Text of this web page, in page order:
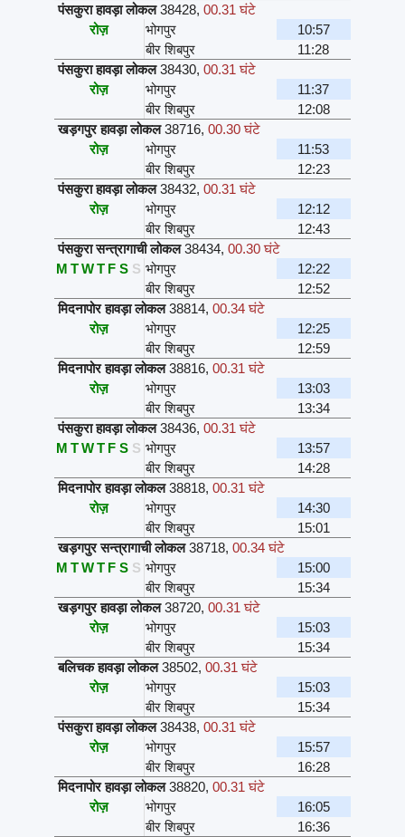
पंसकुरा हावड़ा लोकल 38428, 00.31 घंटे
रोज़
भोगपुर
10:57
बीर शिबपुर
11:28
पंसकुरा हावड़ा लोकल 38430, 00.31 घंटे
रोज़
भोगपुर
11:37
बीर शिबपुर
12:08
खड़गपुर हावड़ा लोकल 38716, 00.30 घंटे
रोज़
भोगपुर
11:53
बीर शिबपुर
12:23
पंसकुरा हावड़ा लोकल 38432, 00.31 घंटे
रोज़
भोगपुर
12:12
बीर शिबपुर
12:43
पंसकुरा सन्त्रागाची लोकल 38434, 00.30 घंटे
M TWT F S S भोगपुर
12:22
बीर शिबपुर
12:52
मिदनापोर हावड़ा लोकल 38814, 00.34 घंटे
रोज़
भोगपुर
12:25
बीर शिबपुर
12:59
मिदनापोर हावड़ा लोकल 38816, 00.31 घंटे
रोज़
भोगपुर
13:03
बीर शिबपुर
13:34
पंसकुरा हावड़ा लोकल 38436, 00.31 घंटे
M TWT F S S भोगपुर
13:57
बीर शिबपुर
14:28
मिदनापोर हावड़ा लोकल 38818, 00.31 घंटे
रोज़
भोगपुर
14:30
बीर शिबपुर
15:01
खड़गपुर सन्त्रागाची लोकल 38718, 00.34 घंटे
M TWT F S S भोगपुर
15:00
बीर शिबपुर
15:34
खड़गपुर हावड़ा लोकल 38720, 00.31 घंटे
रोज़
भोगपुर
15:03
बीर शिबपुर
15:34
बलिचक हावड़ा लोकल 38502, 00.31 घंटे
रोज़
भोगपुर
15:03
बीर शिबपुर
15:34
पंसकुरा हावड़ा लोकल 38438, 00.31 घंटे
रोज़
भोगपुर
15:57
बीर शिबपुर
16:28
मिदनापोर हावड़ा लोकल 38820, 00.31 घंटे
रोज़
भोगपुर
16:05
बीर शिबपुर
16:36